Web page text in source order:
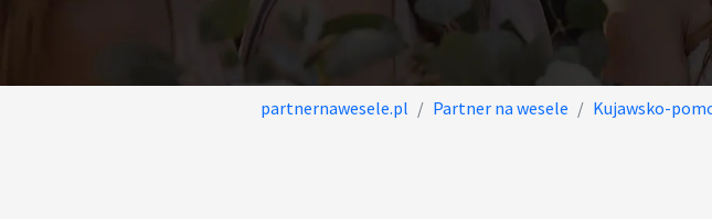
partnernawesele.pl Partner na wesele Kujawsko-